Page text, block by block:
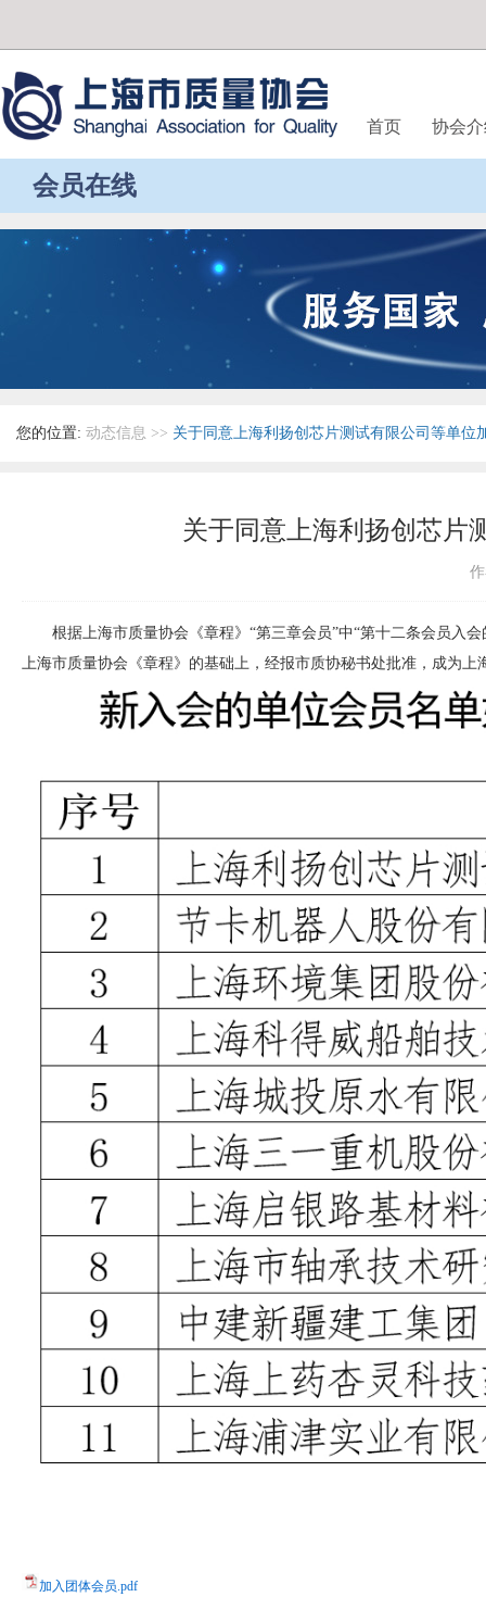
首页 协会
会员在线
您的位置: 动态信息 >> 关于同意上海利扬创芯片测试有限公司等单位
关于同意上海利扬创芯片
根据上海市质量协会《章程》“第三章会员”中“第十二条会员入
上海市质量协会《章程》的基础上，经报市质协秘书处批准，成为
加入团体会员.pdf